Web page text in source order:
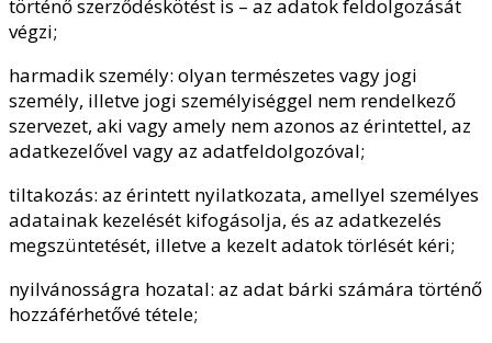
történő szerződéskötést is – az adatok feldolgozását
végzi;
harmadik személy: olyan természetes vagy jogi
személy, illetve jogi személyiséggel nem rendelkező
szervezet, aki vagy amely nem azonos az érintettel, az
adatkezelővel vagy az adatfeldolgozóval;
tiltakozás: az érintett nyilatkozata, amellyel személyes
adatainak kezelését kifogásolja, és az adatkezelés
megszüntetését, illetve a kezelt adatok törlését kéri;
nyilvánosságra hozatal: az adat bárki számára történő
hozzáférhetővé tétele;